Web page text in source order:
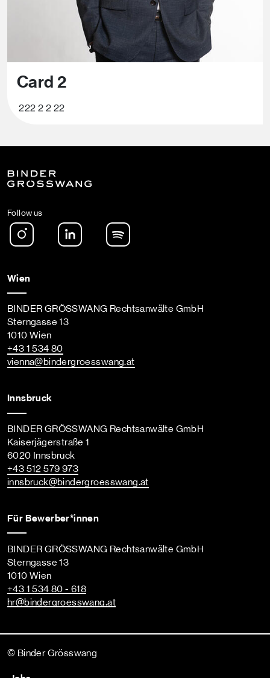
Card 2
222 2 2 22
Follow us
Instagram LinkedIn
Wien
BINDER GRÖSSWANG Rechtsanwälte GmbH
Sterngasse 13
1010 Wien
+43 1 534 80
vienna@bindergroesswang.at
Innsbruck
BINDER GRÖSSWANG Rechtsanwälte GmbH
Kaiserjägerstraße 1
6020 Innsbruck
+43 512 579 973
innsbruck@bindergroesswang.at
Für Bewerber*innen
BINDER GRÖSSWANG Rechtsanwälte GmbH
Sterngasse 13
1010 Wien
+43 1 534 80 - 618
hr@bindergroesswang.at
© Binder Grösswang